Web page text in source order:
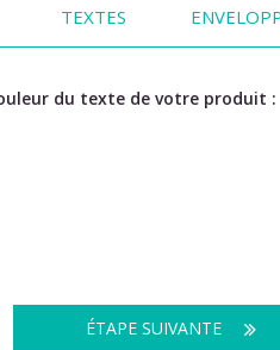
TEXTES
du texte de votre produit :
ÉTAPE SUIVANTE